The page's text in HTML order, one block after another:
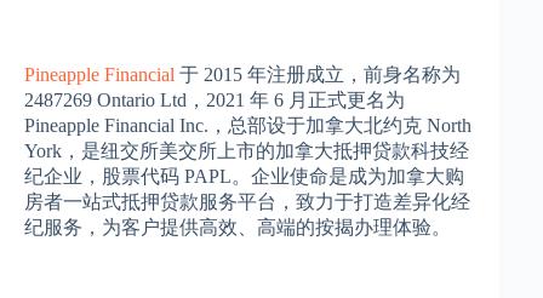
Pineapple Financial 于 2015 年注册成立，前身名称为
2487269 Ontario Ltd，2021 年 6 月正式更名为
Pineapple Financial Inc.，总部设于加拿大北约克 North
York，是纽交所美交所上市的加拿大抵押贷款科技经
纪企业，股票代码 PAPL。企业使命是成为加拿大购
房者一站式抵押贷款服务平台，致力于打造差异化经
纪服务，为客户提供高效、高端的按揭办理体验。